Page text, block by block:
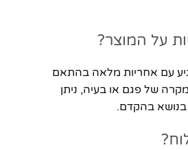
על המוצר?
עם אחריות מלאה בהתאם
של פגם או בעיה, ניתן
בנושא בהקדם.